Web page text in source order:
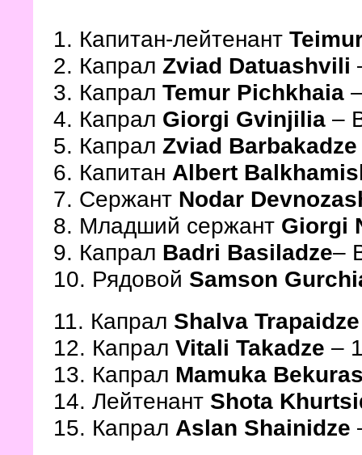
1. Капитан-лейтенант
2. Капрал Zviad Datuashvili
3. Капрал Temur Pichkhaia
4. Капрал Giorgi Gvinjilia –
5. Капрал Zviad Barbakadze
6. Капитан Albert
7. Сержант Nodar
8. Младший сержант Giorgi
9. Капрал Badri Basiladze–
10. Рядовой Samson
11. Капрал Shalva Trapaidze
12. Капрал Vitali Takadze –
13. Капрал Mamuka
14. Лейтенант Shota
15. Капрал Aslan Shainidze